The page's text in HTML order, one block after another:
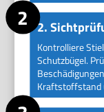
2.
Kontrolliere
Schutzbügel.
Kraftstoffstand